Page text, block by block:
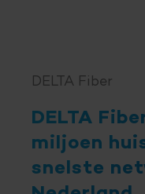
DELTA Fiber
DELTA
miljoen
snelste